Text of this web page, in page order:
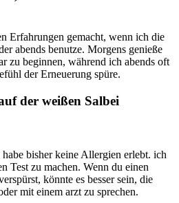
Erfahrungen gemacht, ⁢wenn ich ⁣die
⁢abends benutze. Morgens genieße
zu⁤ beginnen, während ‌ich abends oft
der ‌Erneuerung spüre.⁣
der weißen⁤ Salbei
bisher⁢ keine Allergien erlebt. ich
Test zu machen. Wenn du einen
könnte es besser sein, die​
mit einem arzt zu ⁤sprechen.